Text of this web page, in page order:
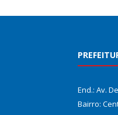
End.: Av.
Bairro: